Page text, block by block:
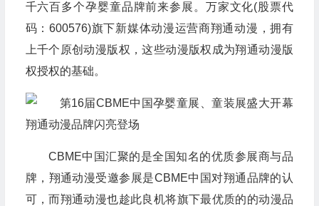
千六百多个孕婴童品牌前来参展。万家文化(股票代
码：600576)旗下新媒体动漫运营商翔通动漫，拥有
上千个原创动漫版权，这些动漫版权成为翔通动漫版
权授权的基础。
CBME中国汇聚的是全国知名的优质参展商与品
牌，翔通动漫受邀参展是CBME中国对翔通品牌的认
可，而翔通动漫也趁此良机将旗下最优质的的动漫品